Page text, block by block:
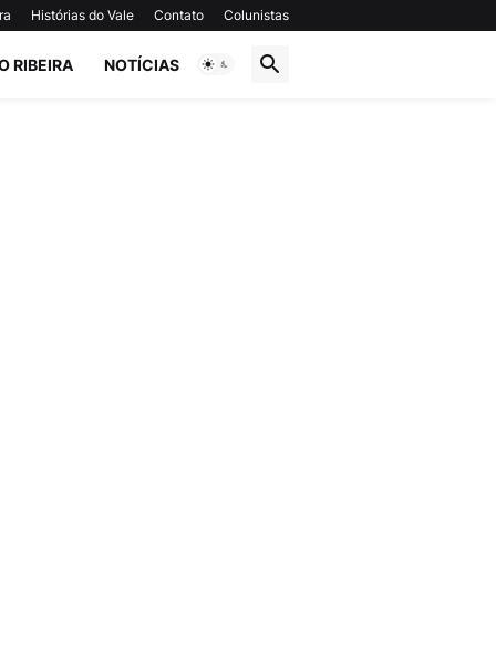
Histórias do Vale Contato Colunistas
RIBEIRA NOTÍCIAS